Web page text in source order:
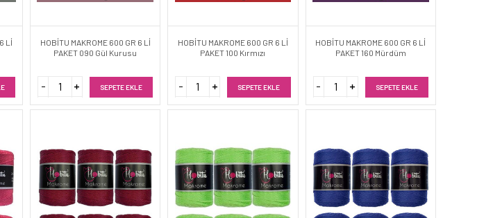
Lİ
HOBİTU MAKROME 600 GR 6 Lİ
PAKET 090 Gül Kurusu
SEPETE EKLE
HOBİTU MAKROME 600 GR 6 Lİ
PAKET 100 Kırmızı
SEPETE EKLE
HOBİTU MAKROME 600 GR 6 Lİ
PAKET 160 Mürdüm
SEPETE EKLE